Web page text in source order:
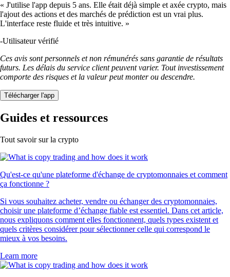
« J'utilise l'app depuis 5 ans. Elle était déjà simple et axée crypto, mais
l'ajout des actions et des marchés de prédiction est un vrai plus.
L'interface reste fluide et très intuitive. »
-Utilisateur vérifié
Ces avis sont personnels et non rémunérés sans garantie de résultats
futurs. Les délais du service client peuvent varier. Tout investissement
comporte des risques et la valeur peut monter ou descendre.
Télécharger l'app
Guides et ressources
Tout savoir sur la crypto
Qu'est-ce qu'une plateforme d'échange de cryptomonnaies et comment
ça fonctionne ?
Si vous souhaitez acheter, vendre ou échanger des cryptomonnaies,
choisir une plateforme d’échange fiable est essentiel. Dans cet article,
nous expliquons comment elles fonctionnent, quels types existent et
quels critères considérer pour sélectionner celle qui correspond le
mieux à vos besoins.
Learn more